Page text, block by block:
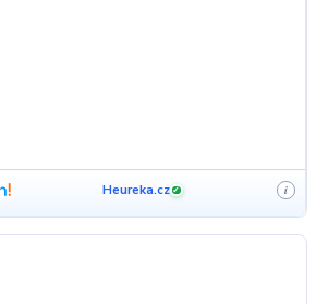
Heureka.cz ✓ i